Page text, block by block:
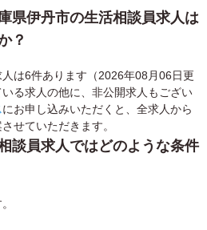
県伊丹市の生活相談員求人は
？
は6件あります（2026年08月06日更
る求人の他に、非公開求人もござい
にお申し込みいただくと、全求人から
せていただきます。
談員求人ではどのような条件